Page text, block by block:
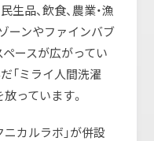
品、飲食、農業・漁
ーンやファインバブ
ースが広がってい
「ミライ人間洗濯
っています。
ニカルラボ」が併設